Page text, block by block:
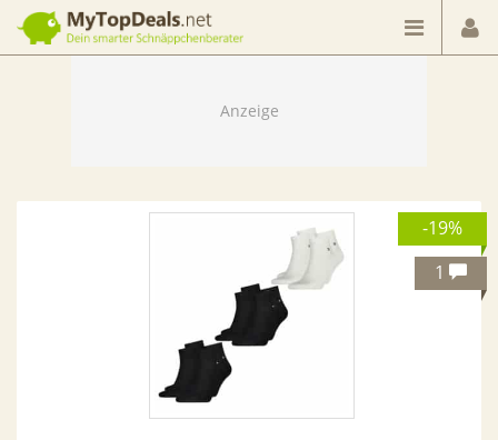
Dein smarter Schnäppchenberater
-19%
1